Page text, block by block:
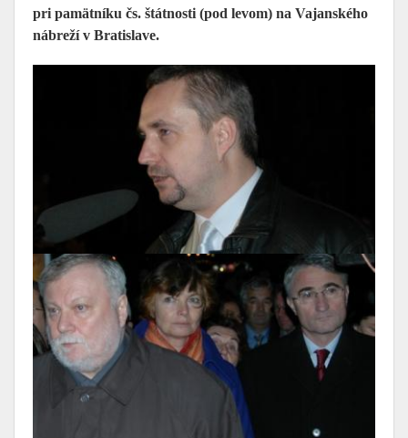
pri pamätníku čs. štátnosti (pod levom) na Vajanského
nábreží v Bratislave.